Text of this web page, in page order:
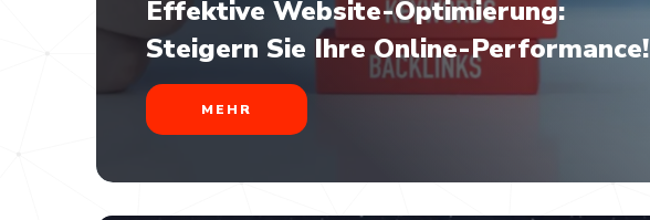
Effektive Website-Optimierung:
Steigern Sie Ihre Online-Performance!
MEHR